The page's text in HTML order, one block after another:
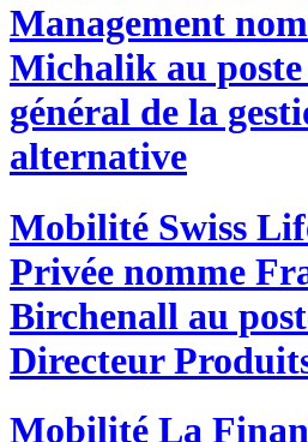
Management
Michalik au
général de la
alternative
Mobilité Swiss
Privée nomme
Birchenall au
Directeur
Mobilité La